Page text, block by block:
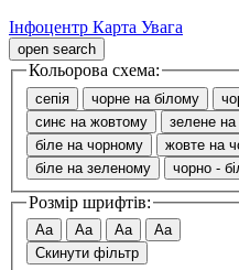
Інфоцентр Карта Увага
open search
Кольорова схема:
сепія чорне на білому
синє на жовтому
зелене на
біле на чорному
жовте на
біле на зеленому
чорно -
Розмір шрифтів:
Aa Aa Aa
Aa
Скинути фільтр